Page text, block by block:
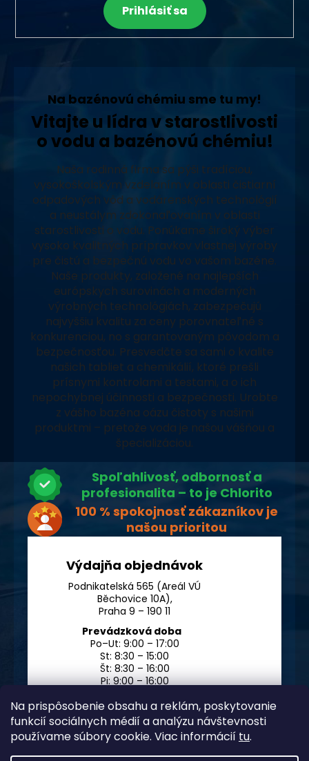
Na prispôsobenie obsahu a reklám, poskytovanie
funkcií sociálnych médií a analýzu návštevnosti
používame súbory cookie. Viac informácií tu.
Prihlásiť sa
Na bazénovú chémiu sme tu my!
Vitajte u lídra v starostlivosti
o vodu a bazénovú chémiu!
Naša rodinná firma sa pýši tradíciou,
vysokoškolským vzdelaním v oblasti čistiarní
odpadových vôd a vodárenských technológií
a neustálym zdokonaľovaním v oblasti
starostlivosti o vodu. Ponúkame široký výber
vysoko kvalitných prípravkov vlastnej výroby
pre čistú a bezpečnú vodu vo vašom bazéne.
Naše produkty, založené na najlepších
európskych surovinách a moderných
výrobných technológiách, zabezpečujú
najvyššiu kvalitu za ceny porovnateľné s
konkurenciou, no s garantovaným pôvodom a
bezpečnosťou. Presvedčte sa sami o kvalite
našich tabliet a chemikálií, ktoré prešli
prísnymi kontrolami a testami, a o ich
nepochybnej účinnosti a bezpečnosti. Urobte
z vášho bazéna oázu čistoty s našimi
produktmi – pretože voda je našou vášňou a
špecializáciou.
Spoľahlivosť, odbornosť a
profesionalita – to je Chlorito
100 % spokojnosť zákazníkov je
našou prioritou
Výdajňa objednávok
Podnikatelská 565 (Areál VÚ
Běchovice 10A),
Praha 9 – 190 11
Prevádzková doba
Po–Ut: 9:00 – 17:00
St: 8:30 – 15:00
Št: 8:30 – 16:00
Pi: 9:00 – 16:00